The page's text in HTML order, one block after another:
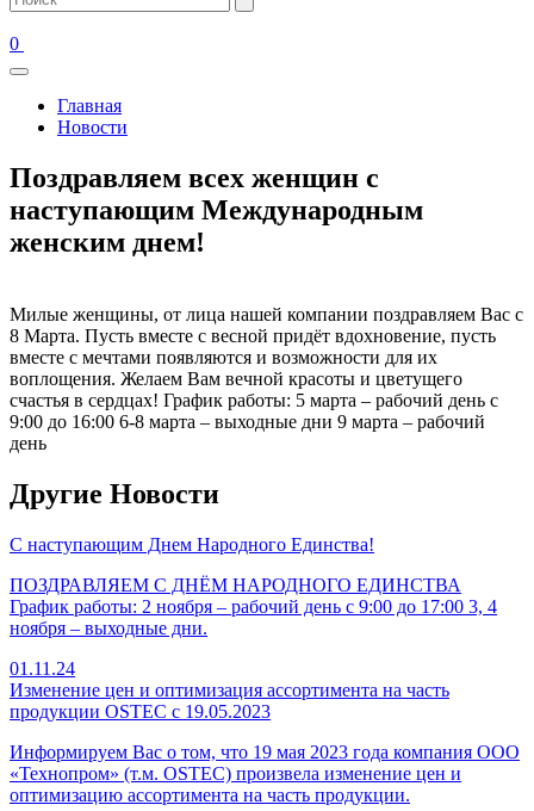
0
Главная
Новости
Поздравляем всех женщин с
наступающим Международным
женским днем!
Милые женщины, от лица нашей компании поздравляем Вас с
8 Марта. Пусть вместе с весной придёт вдохновение, пусть
вместе с мечтами появляются и возможности для их
воплощения. Желаем Вам вечной красоты и цветущего
счастья в сердцах! График работы: 5 марта – рабочий день с
9:00 до 16:00 6-8 марта – выходные дни 9 марта – рабочий
день
Другие Новости
С наступающим Днем Народного Единства!
ПОЗДРАВЛЯЕМ С ДНЁМ НАРОДНОГО ЕДИНСТВА
График работы: 2 ноября – рабочий день с 9:00 до 17:00 3, 4
ноября – выходные дни.
01.11.24
Изменение цен и оптимизация ассортимента на часть
продукции OSTEC с 19.05.2023
Информируем Вас о том, что 19 мая 2023 года компания ООО
«Технопром» (т.м. OSTEC) произвела изменение цен и
оптимизацию ассортимента на часть продукции.